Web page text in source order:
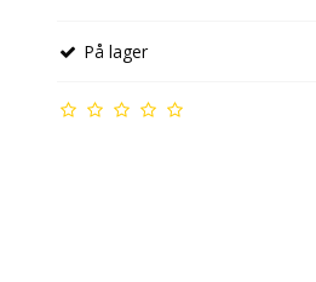
På lager